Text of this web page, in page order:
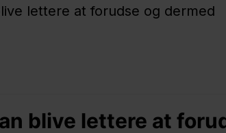
lettere at forudse og dermed